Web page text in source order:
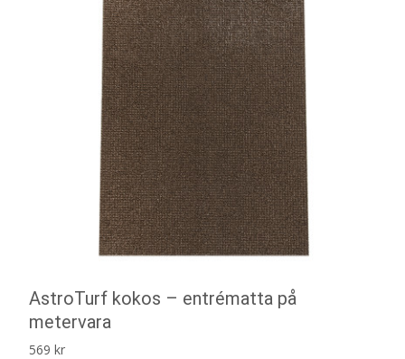
AstroTurf kokos – entrématta på
metervara
569 kr